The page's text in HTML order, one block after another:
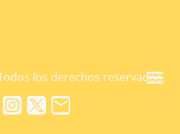
los derechos reservados.